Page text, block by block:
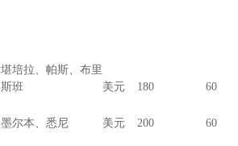
堪培拉、帕斯、布里
斯班
美元 180 60
墨尔本、悉尼 美元 200 60